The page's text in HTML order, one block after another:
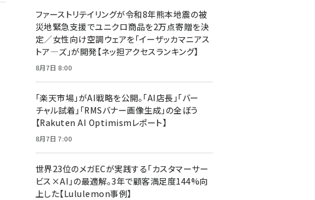
ファーストリテイリングが令和8年熊本地震の被
災地緊急支援でユニクロ商品を2万点寄贈を決
定／女性向け空調ウェアを「イーザッカマニアス
トア―ズ」が開発【ネッ担アクセスランキング】
8月7日 8:00
「楽天市場」がAI戦略を公開。「AI店長」「バー
チャル試着」「RMSバナー画像生成」の全ぼう
【Rakuten AI Optimismレポート】
8月7日 7:00
世界23位のメガECが実践する「カスタマーサー
ビス×AI」の最適解。3年で顧客満足度144%向
上した【Lululemon事例】